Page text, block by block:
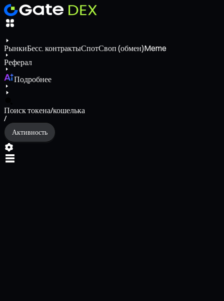
РынкиБесс. контрактыСпотСвоп (обмен)Meme
Реферал
Подробнее
Поиск токена/кошелька
/
Активность